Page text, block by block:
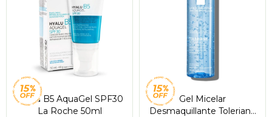
Hyalu B5 AquaGel SPF30
La Roche 50ml
Gel Micelar
Desmaquillante Toleriane